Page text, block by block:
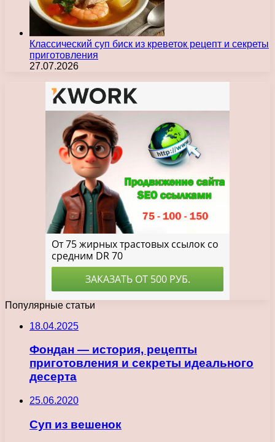
Классический суп биск из креветок рецепт и секреты
приготовления
27.07.2026
Популярные статьи
18.04.2025
Фондан — история, рецепты
приготовления и секреты идеального
десерта
25.06.2020
Суп из вешенок